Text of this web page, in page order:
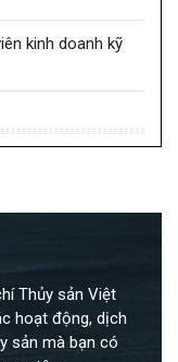
kinh doanh kỹ
Thủy sản Việt
hoạt động, dịch
sản mà bạn có